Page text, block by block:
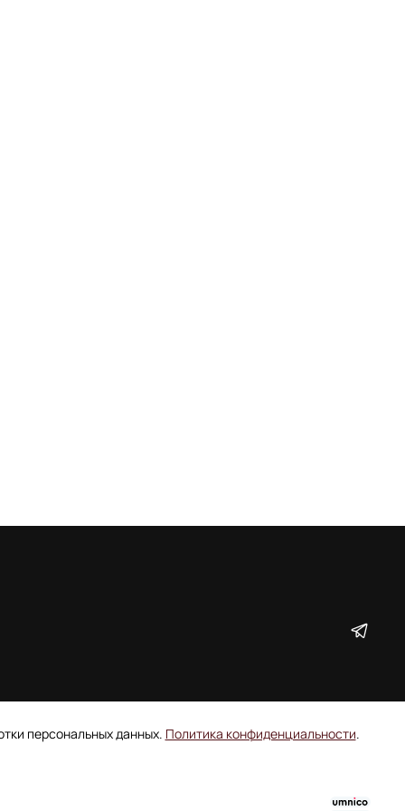
персональных данных. Политика конфиденциальности.